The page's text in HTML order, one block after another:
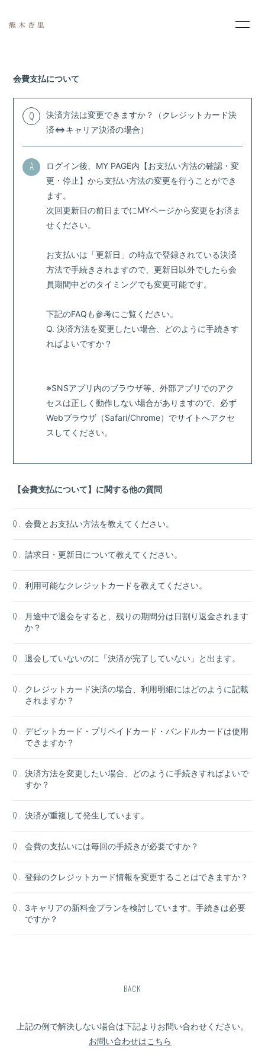
PHOTO
SCHEDULE
DISCOGRAPHY
会費支払について
Q
決済方法は変更できますか？（クレジットカード決
済⇔キャリア決済の場合）
A
ログイン後、MY PAGE内【お支払い方法の確認・変
更・停止】から支払い方法の変更を行うことができ
ます。
次回更新日の前日までにMYページから変更をお済ま
せください。
お支払いは「更新日」の時点で登録されている決済
方法で手続きされますので、更新日以外でしたら会
員期間中どのタイミングでも変更可能です。
下記のFAQも参考にご覧ください。
Q. 決済方法を変更したい場合、どのように手続きす
ればよいですか？
※SNSアプリ内のブラウザ等、外部アプリでのアク
セスは正しく動作しない場合がありますので、必ず
Webブラウザ（Safari/Chrome）でサイトへアクセ
スしてください。
【会費支払について】に関する他の質問
Q. 会費とお支払い方法を教えてください。
Q. 請求日・更新日について教えてください。
Q. 利用可能なクレジットカードを教えてください。
Q.
月途中で退会をすると、残りの期間分は日割り返金されます
か？
Q. 退会していないのに「決済が完了していない」と出ます。
Q. クレジットカード決済の場合、利用明細にはどのように記載
されますか？
Q. デビットカード・プリペイドカード・バンドルカードは使用
できますか？
Q. 決済方法を変更したい場合、どのように手続きすればよいで
すか？
Q. 決済が重複して発生しています。
Q. 会費の支払いには毎回の手続きが必要ですか？
Q. 登録のクレジットカード情報を変更することはできますか？
Q. 3キャリアの新料金プランを検討しています。手続きは必要
ですか？
BACK
上記の例で解決しない場合は下記よりお問い合わせください。
お問い合わせはこちら